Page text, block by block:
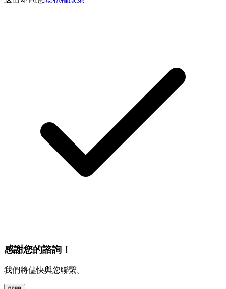
感謝您的諮詢！
我們將儘快與您聯繫。